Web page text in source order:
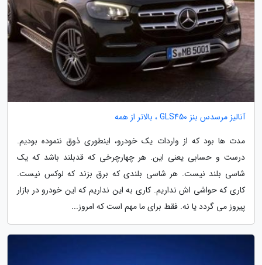
آنالیز مرسدس بنز GLS450 ، بالاتر از همه
مدت ها بود که از واردات یک خودرو، اینطوری ذوق ننموده بودیم.
درست و حسابی یعنی این. هر چهارچرخی که قدبلند باشد که یک
شاسی بلند نیست. هر شاسی بلندی که برق بزند که لوکس نیست.
کاری که حواشی اش نداریم. کاری به این نداریم که این خودرو در بازار
پیروز می گردد یا نه. فقط برای ما مهم است که امروز...